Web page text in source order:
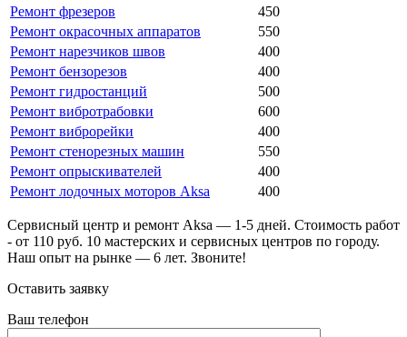
Ремонт фрезеров
450
Ремонт окрасочных аппаратов
550
Ремонт нарезчиков швов
400
Ремонт бензорезов
400
Ремонт гидростанций
500
Ремонт вибротрабовки
600
Ремонт виброрейки
400
Ремонт стенорезных машин
550
Ремонт опрыскивателей
400
Ремонт лодочных моторов Aksa
400
Сервисный центр и ремонт Aksa — 1-5 дней. Стоимость работ
- от 110 руб. 10 мастерских и сервисных центров по городу.
Наш опыт на рынке — 6 лет. Звоните!
Оставить заявку
Ваш телефон